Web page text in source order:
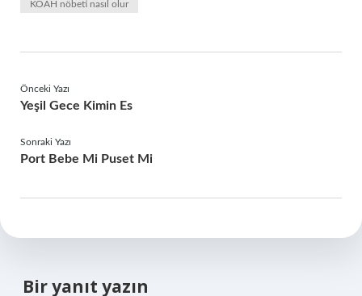
KOAH nöbeti nasıl olur
Önceki Yazı
Yeşil Gece Kimin Es
Sonraki Yazı
Port Bebe Mi Puset Mi
Bir yanıt yazın